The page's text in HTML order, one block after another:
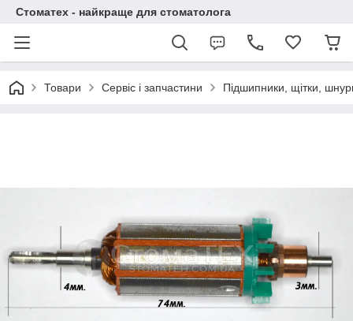
Стоматех - найкраще для стоматолога
Товари Сервіс і запчастини Підшипники, щітки,